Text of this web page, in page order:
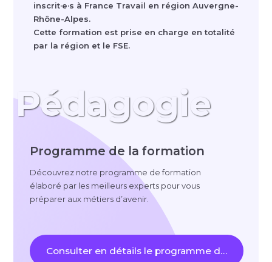
inscrit·e·s à France Travail en région Auvergne-
Rhône-Alpes.
Cette formation est prise en charge en totalité
par la région et le FSE.
Pédagogie
Programme de la formation
Découvrez notre programme de formation
élaboré par les meilleurs experts pour vous
préparer aux métiers d’avenir.
Consulter en détails le programme de la